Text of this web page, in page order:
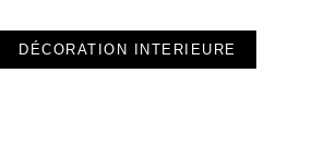
DÉCORATION INTERIEURE